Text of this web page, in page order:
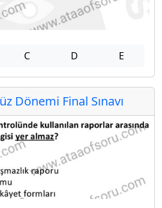
C D E
Dönemi Final Sınavı